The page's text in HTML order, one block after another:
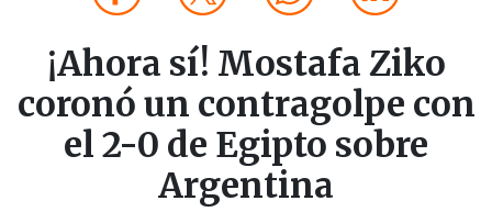
¡Ahora sí! Mostafa Ziko
coronó un contragolpe con
el 2-0 de Egipto sobre
Argentina